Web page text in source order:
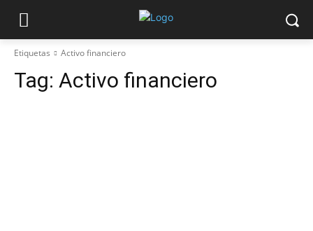
Etiquetas Activo financiero
Tag: Activo financiero